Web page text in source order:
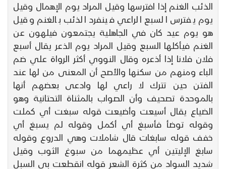
الذئب الغنم إذا افترسها وقيل المراد يوم الإهمال وقيل
يوم يفترس السبع الراعي فينفرد الذئب بالغنم وقيل
هو يوم عيد كان في الجاهلية يجتمعون فيلهون عن
الغنم فيأكلها السبع وقيل المراد يوم الذعر يقال أسبع
فلان فلانا إذا أذعره وقال النووي أكثر الرواة علي ضم
الباء ومنهم من سكنها والأصح أن المعنى من لها عند
الفتن حين تترك لا راعي لها وادعى بعضهم أنها
بالموحدة تصحيف وأن الصواب بالمثناة التحتانية وهو
الضياع يقال أسيعت وأضيعت قوله سبغت أي كملت
وقوله توضأ فأسبغ أي أكمل وقوله لم يسبغ أي
خفف قوله سابغات قال شاملات وهي الدروع وقوله
سابغ الإليتين أي عظيمهما من سبوغ الثوب وقيل
شديد السواد من كثرة الشعر قوله انقطعت بي السبل